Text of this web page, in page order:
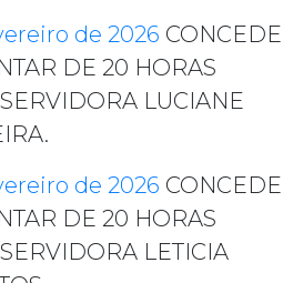
de 2026 CONCEDE
DE 20 HORAS
LUCIANE
de 2026 CONCEDE
DE 20 HORAS
LETICIA